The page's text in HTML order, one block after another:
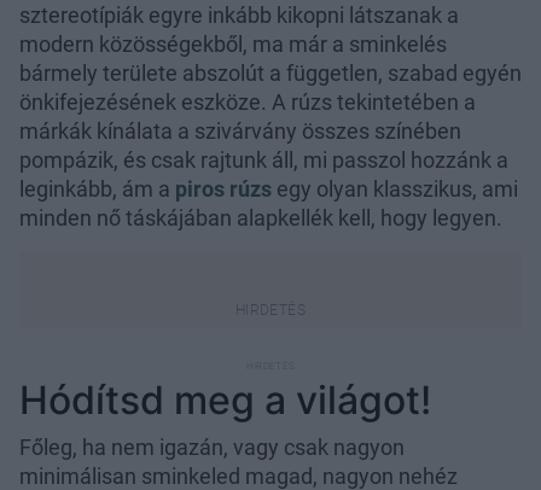
sztereotípiák egyre inkább kikopni látszanak a
modern közösségekből, ma már a sminkelés
bármely területe abszolút a független, szabad egyén
önkifejezésének eszköze. A rúzs tekintetében a
márkák kínálata a szivárvány összes színében
pompázik, és csak rajtunk áll, mi passzol hozzánk a
leginkább, ám a piros rúzs egy olyan klasszikus, ami
minden nő táskájában alapkellék kell, hogy legyen.
Hódítsd meg a világot!
Főleg, ha nem igazán, vagy csak nagyon
minimálisan sminkeled magad, nagyon nehéz